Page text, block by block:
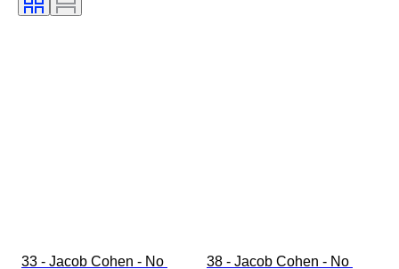
Époque
33 - Jacob Cohen - No
38 - Jacob Cohen - No